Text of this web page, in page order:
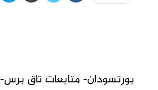
بورتسودان- متابعات تاق